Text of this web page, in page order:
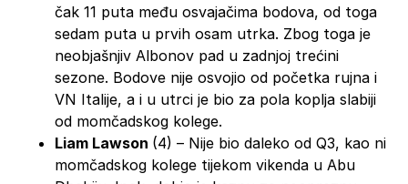
čak 11 puta među osvajačima bodova, od toga
sedam puta u prvih osam utrka. Zbog toga je
neobjašnjiv Albonov pad u zadnjoj trećini
sezone. Bodove nije osvojio od početka rujna i
VN Italije, a i u utrci je bio za pola koplja slabiji
od momčadskog kolege.
Liam Lawson (4) – Nije bio daleko od Q3, kao ni
momčadskog kolege tijekom vikenda u Abu